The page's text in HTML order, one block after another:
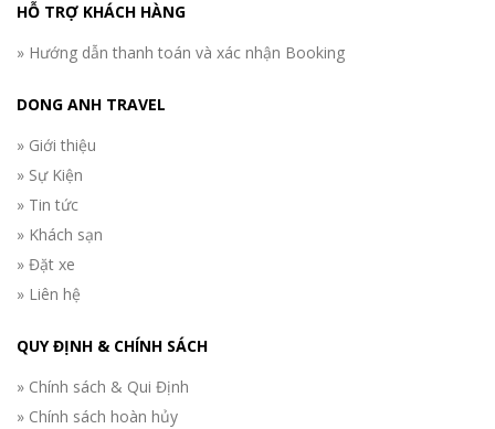
HỖ TRỢ KHÁCH HÀNG
» Hướng dẫn thanh toán và xác nhận Booking
DONG ANH TRAVEL
» Giới thiệu
» Sự Kiện
» Tin tức
» Khách sạn
» Đặt xe
» Liên hệ
QUY ĐỊNH & CHÍNH SÁCH
» Chính sách & Qui Định
» Chính sách hoàn hủy